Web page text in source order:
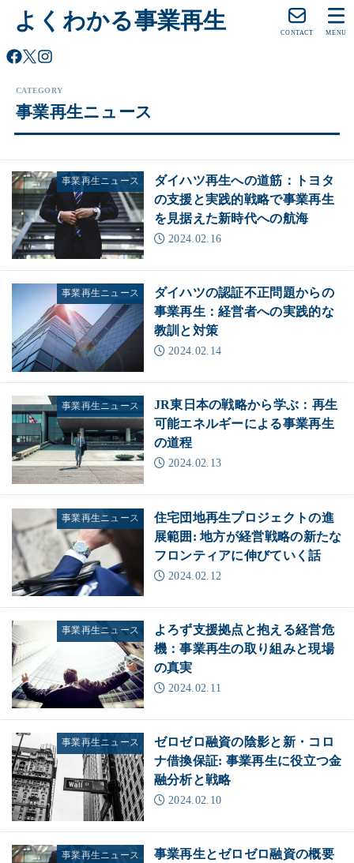
よくわかる事業再生 CONTACT MENU
事業再生ニュース
事業再生ニュース
ダイハツ再生への道筋：トヨタ
の支援と実践的戦略で事業再生
を見据えた新時代への航海
2024.02.16
事業再生ニュース
ダイハツの認証不正問題からの
事業再生：経営者への実践的な
教訓と対策
2024.02.14
事業再生ニュース
JR東日本の戦略から学ぶ：再生
可能エネルギーによる事業再生
の道程
2024.02.13
事業再生ニュース
住宅団地再生プロジェクトの進
展範囲: 地方が経営戦略の新たな
フロンティアに伸びていく話
2024.02.12
事業再生ニュース
よろず支援拠点と抱える経営危
機：事業再生の取り組みと現場
の真実
2024.02.11
事業再生ニュース
ゼロゼロ融資の陰影と新・コロ
ナ借換保証: 事業再生に役立つ金
融分析と戦略
2024.02.10
事業再生ニュース
事業再生とゼロゼロ融資の概要